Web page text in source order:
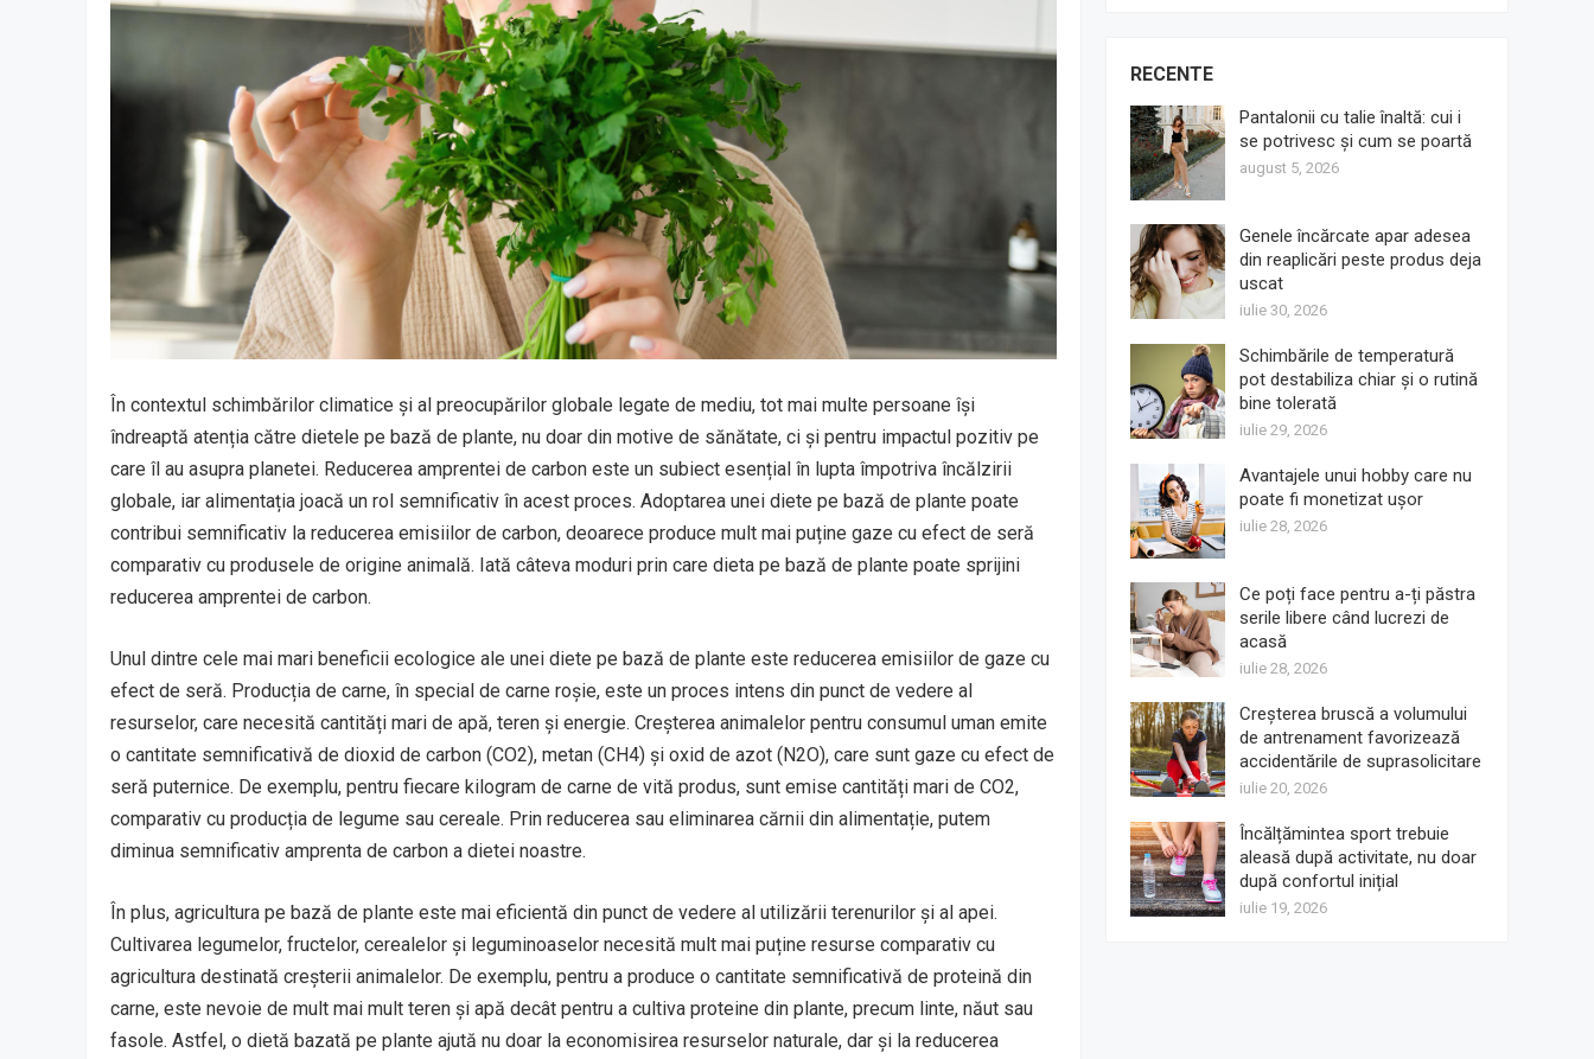
În contextul schimbărilor climatice și al preocupărilor globale legate de mediu, tot mai multe persoane își
îndreaptă atenția către dietele pe bază de plante, nu doar din motive de sănătate, ci și pentru impactul pozitiv pe
care îl au asupra planetei. Reducerea amprentei de carbon este un subiect esențial în lupta împotriva încălzirii
globale, iar alimentația joacă un rol semnificativ în acest proces. Adoptarea unei diete pe bază de plante poate
contribui semnificativ la reducerea emisiilor de carbon, deoarece produce mult mai puține gaze cu efect de seră
comparativ cu produsele de origine animală. Iată câteva moduri prin care dieta pe bază de plante poate sprijini
reducerea amprentei de carbon.
Unul dintre cele mai mari beneficii ecologice ale unei diete pe bază de plante este reducerea emisiilor de gaze cu
efect de seră. Producția de carne, în special de carne roșie, este un proces intens din punct de vedere al
resurselor, care necesită cantități mari de apă, teren și energie. Creșterea animalelor pentru consumul uman emite
o cantitate semnificativă de dioxid de carbon (CO2), metan (CH4) și oxid de azot (N2O), care sunt gaze cu efect de
seră puternice. De exemplu, pentru fiecare kilogram de carne de vită produs, sunt emise cantități mari de CO2,
comparativ cu producția de legume sau cereale. Prin reducerea sau eliminarea cărnii din alimentație, putem
diminua semnificativ amprenta de carbon a dietei noastre.
În plus, agricultura pe bază de plante este mai eficientă din punct de vedere al utilizării terenurilor și al apei.
Cultivarea legumelor, fructelor, cerealelor și leguminoaselor necesită mult mai puține resurse comparativ cu
agricultura destinată creșterii animalelor. De exemplu, pentru a produce o cantitate semnificativă de proteină din
carne, este nevoie de mult mai mult teren și apă decât pentru a cultiva proteine din plante, precum linte, năut sau
fasole. Astfel, o dietă bazată pe plante ajută nu doar la economisirea resurselor naturale, dar și la reducerea
RECENTE
Pantalonii cu talie înaltă: cui i
se potrivesc și cum se poartă
august 5, 2026
Genele încărcate apar adesea
din reaplicări peste produs deja
uscat
iulie 30, 2026
Schimbările de temperatură
pot destabiliza chiar și o rutină
bine tolerată
iulie 29, 2026
Avantajele unui hobby care nu
poate fi monetizat ușor
iulie 28, 2026
Ce poți face pentru a-ți păstra
serile libere când lucrezi de
acasă
iulie 28, 2026
Creșterea bruscă a volumului
de antrenament favorizează
accidentările de suprasolicitare
iulie 20, 2026
Încălțămintea sport trebuie
aleasă după activitate, nu doar
după confortul inițial
iulie 19, 2026